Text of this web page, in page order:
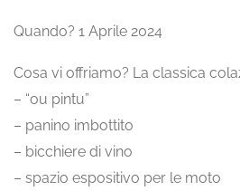
Quando? 1 Aprile 2024
Cosa vi offriamo? La classica
– “ou pintu”
– panino imbottito
– bicchiere di vino
– spazio espositivo per le moto